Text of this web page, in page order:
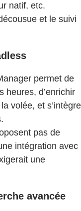
natif, etc.
et le suivi
permet de
heures, d’enrichir
volée, et s’intègre
pas de
intégration avec
une
avancée